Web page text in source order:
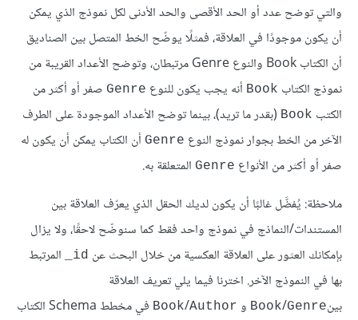
والتي توضح عدد أو الحد الأقصى والحد الأدنى لكل نموذج الذي يمكن
أن يكون موجودًا في العلاقة، فمثلًا يوضّح الخط المتصل بين الصناديق
أن الكتاب Book والنوع Genre مرتبطان، وتوضح الأعداد القريبة من
نموذج الكتاب Book أنه يجب يكون للنوع Genre صفر أو أكثر من
الكتب Book (بقدر ما تريد)، بينما توضح الأعداد الموجودة على الطرف
الآخر من الخط بجوار نموذج النوع Genre أن الكتاب يمكن أن يكون له
صفر أو أكثر من الأنواع Genre المتعلقة به.
ملاحظة: يُفضَّل غالبًا أن يكون لديك الحقل الذي يعرّف العلاقة بين
المستندات/النماذج في نموذج واحد فقط كما سنوضّح لاحقًا، ولا يزال
بإمكانك العثور على العلاقة العكسية من خلال البحث عن ‎_id
المرتبط
بها في النموذج الآخر. اخترنا فيما يلي تعريف العلاقة
بين
Book/Genre و Book/Author في مخطط Schema الكتاب